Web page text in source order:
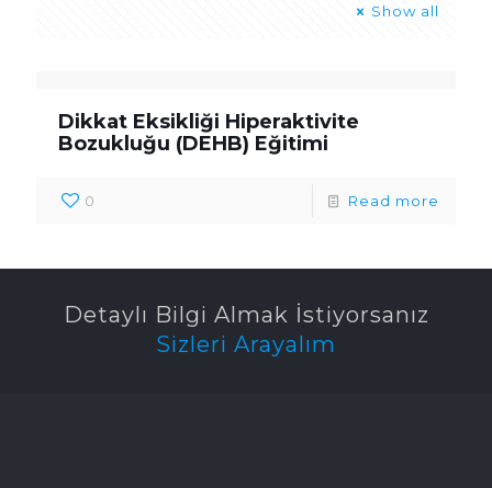
Show all
Dikkat Eksikliği Hiperaktivite
Bozukluğu (DEHB) Eğitimi
0 Read more
Detaylı Bilgi Almak İstiyorsanız
Sizleri Arayalım